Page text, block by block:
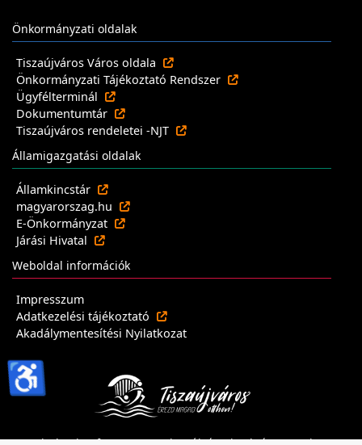
Önkormányzati oldalak
Tiszaújváros Város oldala
Önkormányzati Tájékoztató Rendszer
Ügyfélterminál
Dokumentumtár
Tiszaújváros rendeletei -NJT
Államigazgatási oldalak
Államkincstár
magyarorszag.hu
E-Önkormányzat
Járási Hivatal
Weboldal információk
Impresszum
Adatkezelési tájékoztató
Akadálymentesítési Nyilatkozat